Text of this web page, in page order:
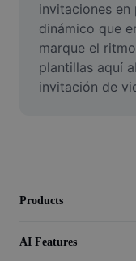
Video Editor
Trim Video
Add Subtitles To
invitaciones en
dinámico que
marque el
plantillas aquí
invitación de
Products
AI Features